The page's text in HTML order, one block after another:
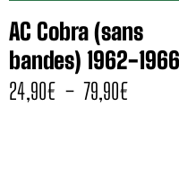
AC Cobra (sans
bandes) 1962-1966
24,90€ – 79,90€